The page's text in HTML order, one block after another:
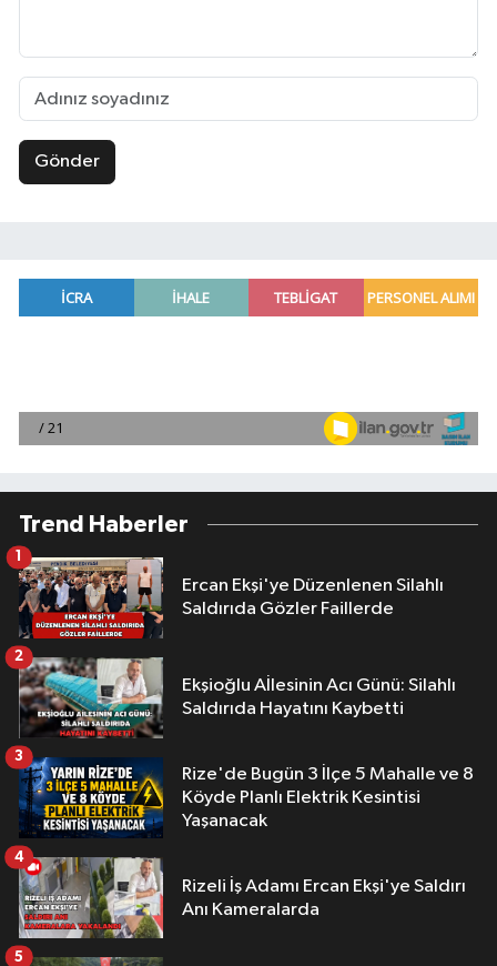
Gönder
Trend Haberler
Ercan Ekşi'ye Düzenlenen Silahlı
Saldırıda Gözler Faillerde
1
Ekşioğlu Aİlesinin Acı Günü: Silahlı
Saldırıda Hayatını Kaybetti
2
Rize'de Bugün 3 İlçe 5 Mahalle ve 8
Köyde Planlı Elektrik Kesintisi
Yaşanacak
3
Rizeli İş Adamı Ercan Ekşi'ye Saldırı
Anı Kameralarda
4
5